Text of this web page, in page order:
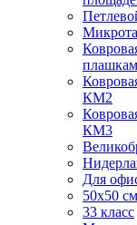
КМ2
КМ3
Для
50х50 см
33 класс